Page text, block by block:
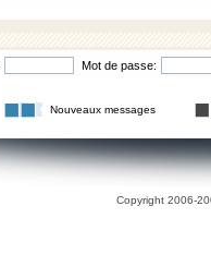
Mot de passe:
Nouveaux messages
Copyright 2006-